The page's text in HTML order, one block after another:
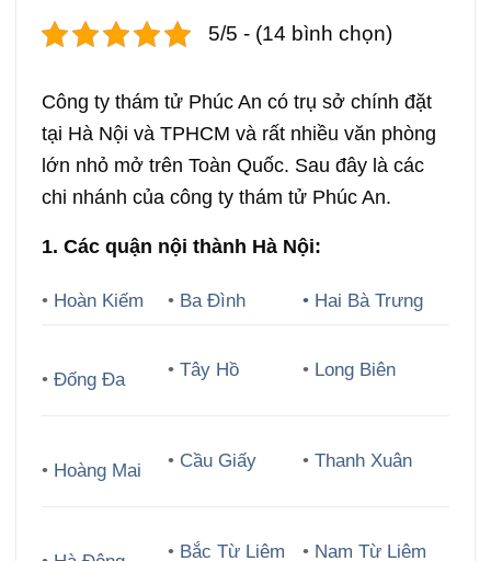
5/5 - (14 bình chọn)
Công ty thám tử Phúc An có trụ sở chính đặt
tại Hà Nội và TPHCM và rất nhiều văn phòng
lớn nhỏ mở trên Toàn Quốc. Sau đây là các
chi nhánh của công ty thám tử Phúc An.
1. Các quận nội thành Hà Nội:
• Hoàn Kiếm • Ba Đình • Hai Bà Trưng
•Đống Đa • Tây Hồ • Long Biên
• Hoàng Mai • Cầu Giấy • Thanh Xuân
• Bắc Từ Liêm •Nam Từ Liêm